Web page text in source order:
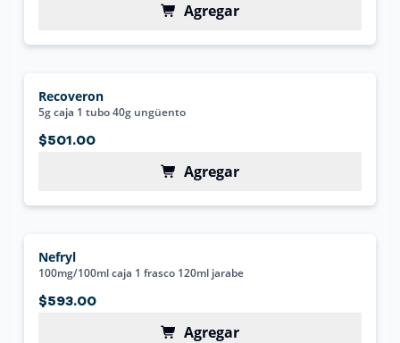
Agregar
Recoveron
5g caja 1 tubo 40g ungüento
$501.00
Agregar
Nefryl
100mg/100ml caja 1 frasco 120ml jarabe
$593.00
Agregar